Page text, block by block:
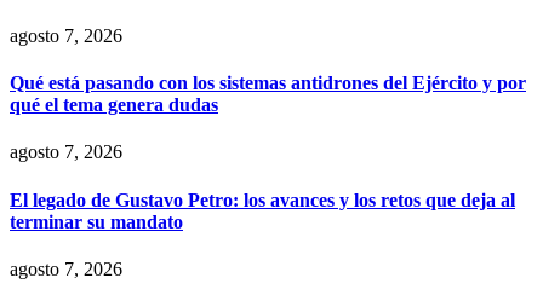
agosto 7, 2026
Qué está pasando con los sistemas antidrones del Ejército y por
qué el tema genera dudas
agosto 7, 2026
El legado de Gustavo Petro: los avances y los retos que deja al
terminar su mandato
agosto 7, 2026